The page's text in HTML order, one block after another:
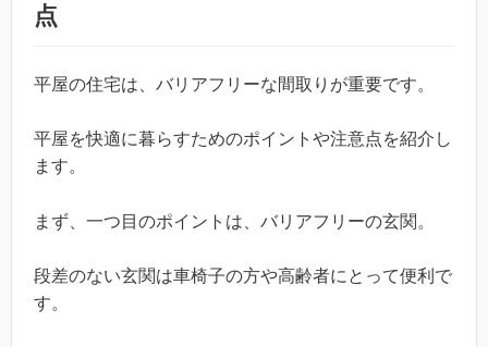
点
平屋の住宅は、バリアフリーな間取りが重要です。
平屋を快適に暮らすためのポイントや注意点を紹介し
ます。
まず、一つ目のポイントは、バリアフリーの玄関。
段差のない玄関は車椅子の方や高齢者にとって便利で
す。